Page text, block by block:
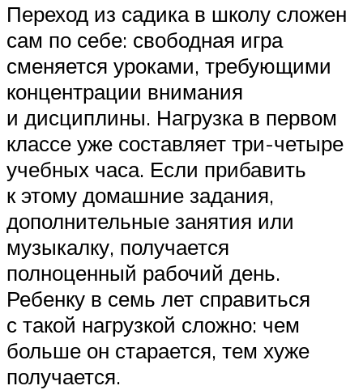
Переход из садика в школу сложен
сам по себе: свободная игра
сменяется уроками, требующими
концентрации внимания
и дисциплины. Нагрузка в первом
классе уже составляет три-четыре
учебных часа. Если прибавить
к этому домашние задания,
дополнительные занятия или
музыкалку, получается
полноценный рабочий день.
Ребенку в семь лет справиться
с такой нагрузкой сложно: чем
больше он старается, тем хуже
получается.